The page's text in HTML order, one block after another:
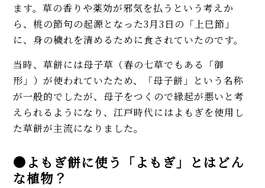
ます。草の香りや薬効が邪気を払うという考えか
ら、桃の節句の起源となった3月3日の「上巳節」
に、身の穢れを清めるために食されていたのです。
当時、草餅には母子草（春の七草でもある「御
形」）が使われていたため、「母子餅」という名称
が一般的でしたが、母子をつくので縁起が悪いと考
えられるようになり、江戸時代にはよもぎを使用し
た草餅が主流になりました。
●よもぎ餅に使う「よもぎ」とはどん
な植物？